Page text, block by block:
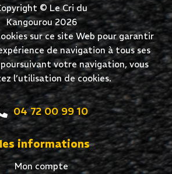
© Le Cri du
Kangourou 2026
sur ce site Web pour garantir
de navigation à tous ses
votre navigation, vous
l’utilisation de cookies.
04 72 00 99 10
informations
Mon compte